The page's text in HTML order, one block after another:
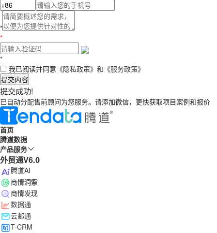
*
*
*
我已阅读并同意 《隐私政策》 和 《服务政策》
提交内容
提交成功!
已自动分配售前顾问为您服务。请添加微信，更快获取项目案例和报价
首页
腾道数据
产品服务
外贸通V6.0
腾道AI
商情洞察
商情发现
数据通
云邮通
T-CRM